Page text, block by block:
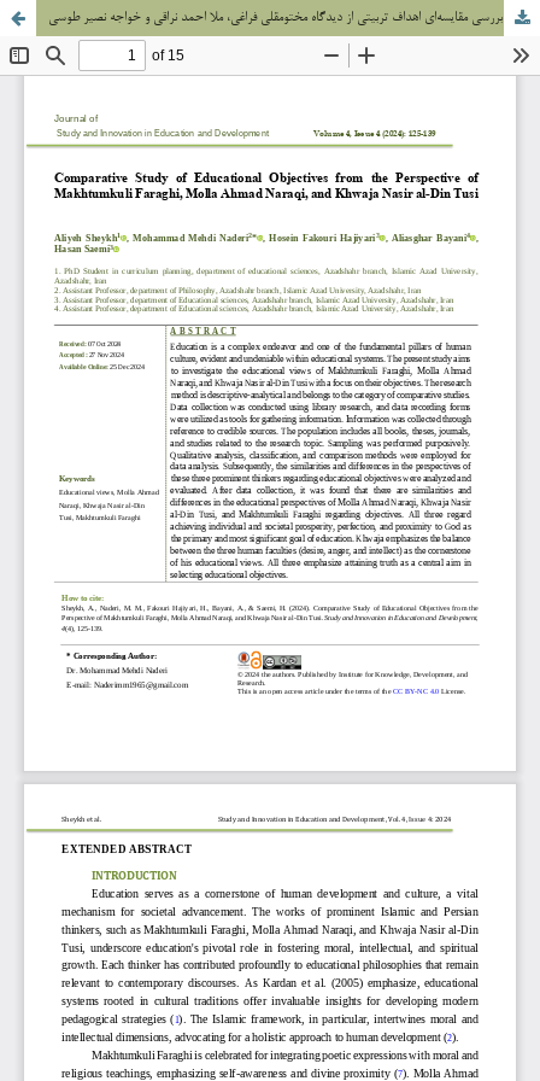
بررسی مقایسه‌ای اهداف تربیتی از دیدگاه مختومقلی فراغی، ملا احمد نراقی و خواجه نصیر طوسی